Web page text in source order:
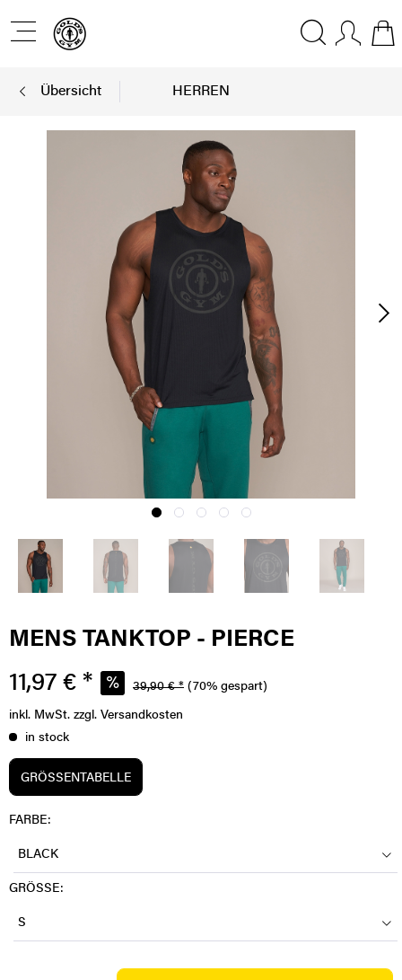
Übersicht HERREN
MENS TANKTOP - PIERCE
11,97 € * 39,90 € * (70% gespart)
inkl. MwSt. zzgl. Versandkosten
in stock
GRÖSSENTABELLE
FARBE:
BLACK
GRÖSSE:
S